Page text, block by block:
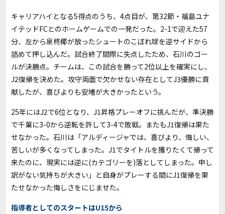
キャリアハイとなる5得点のうち、4点目が、第32節・福島ユナ
イテッドFCとのホームゲームでの一発だった。2-1で迎えた57
分、左から泉柊椰が放ったシュートのこぼれ球を逆サイドから
詰めて押し込んだ。試合終了間際に失点したため、石川のゴー
ルが決勝点。チームは、この試合を勝って2位以上を確実にし、
J2復帰を決めた。攻守両面で欠かせない存在としてJ3優勝に貢
献したが、喜びよりも安堵が大きかったという。
25年にはJ2で6位となり、J1昇格プレーオフに挑んだが、準決勝
で千葉に3-0から逆転を許して3-4で敗戦。またもJ1復帰は果た
せなかった。石川は「アルディージャでは、喜びより、悔しい、
苦しいが多くなってしまった。J1でタイトルを獲りたくて帰って
来たのに、現実には逆に(カテゴリーを)落としてしまった。申し
訳がない気持ちが大きい」と自身がプレーする間にJ1復帰を果
たせなかった悔しさをにじませた。
指導者としてのスタートはU15から